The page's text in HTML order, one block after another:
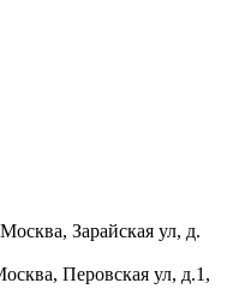
Зарайская ул, д.
Перовская ул, д.1,